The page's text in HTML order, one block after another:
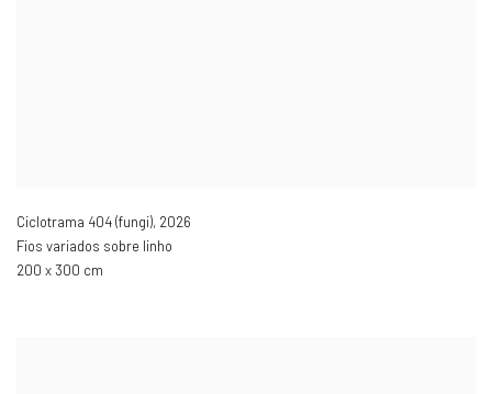
Ciclotrama 404 (fungi), 2026
Fios variados sobre linho
200 x 300 cm